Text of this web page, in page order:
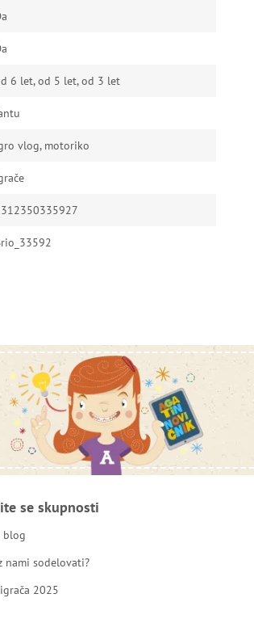
6 let, od 5 let, od 3 let
vlog, motoriko
se skupnosti
blog
nami sodelovati?
2025